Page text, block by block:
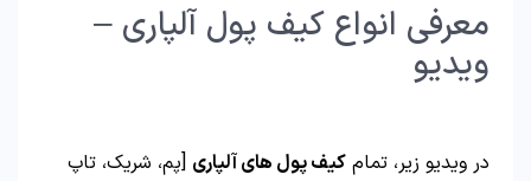
معرفی انواع کیف پول آلپاری –
ویدیو
در ویدیو زیر، تمام کیف پول های آلپاری [پم، شریک، تاپ